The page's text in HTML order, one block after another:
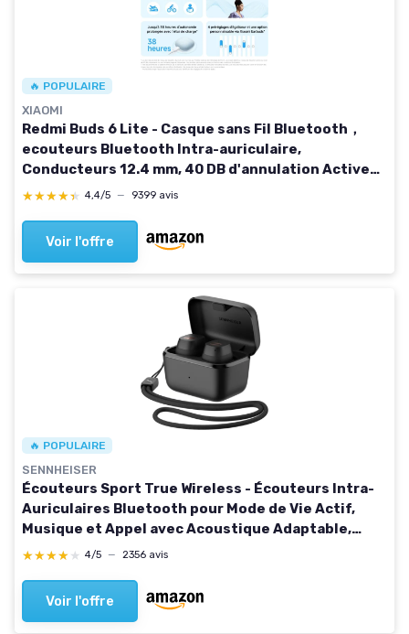
🔥 POPULAIRE
XIAOMI
Redmi Buds 6 Lite - Casque sans Fil Bluetooth，
ecouteurs Bluetooth Intra-auriculaire,
Conducteurs 12.4 mm, 40 DB d'annulation Active
du Bruit, jusqu'à 38 Heures d'autonomie, 4
★★★★★
★★★★★ 4,4/5 — 9399 avis
Voir l'offre
🔥 POPULAIRE
SENNHEISER
Écouteurs Sport True Wireless - Écouteurs Intra-
Auriculaires Bluetooth pour Mode de Vie Actif,
Musique et Appel avec Acoustique Adaptable,
réduction de Bruit et Batterie de 27 h Unique
★★★★★
★★★★★ 4/5 — 2356 avis
Voir l'offre